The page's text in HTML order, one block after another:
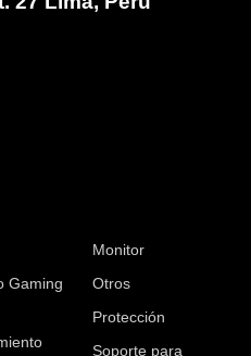
Gaming
Monitor
Otros
Protección
Soporte para